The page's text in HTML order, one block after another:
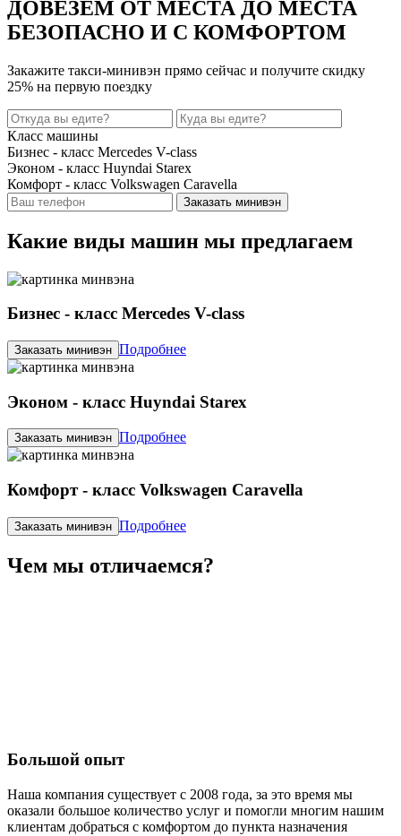
ДОВЕЗЕМ ОТ МЕСТА ДО МЕСТА
БЕЗОПАСНО И С КОМФОРТОМ
Закажите такси-минивэн прямо сейчас и получите скидку
25% на первую поездку
Класс машины
Бизнес - класс Mercedes V-class
Эконом - класс Huyndai Starex
Комфорт - класс Volkswagen Caravella
Заказать минивэн
Какие виды машин мы предлагаем
Бизнес - класс Mercedes V-class
Заказать минивэн Подробнее
Эконом - класс Huyndai Starex
Заказать минивэн Подробнее
Комфорт - класс Volkswagen Caravella
Заказать минивэн Подробнее
Чем мы отличаемся?
Большой опыт
Наша компания существует с 2008 года, за это время мы
оказали большое количество услуг и помогли многим нашим
клиентам добраться с комфортом до пункта назначения